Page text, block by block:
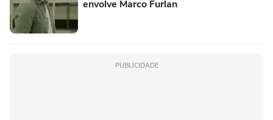
envolve Marco Furlan
PUBLICIDADE